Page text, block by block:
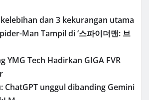
dan 3 kekurangan utama
Man Tampil di ‘스파이더맨: 브
YMG Tech Hadirkan GIGA FVR
ChatGPT unggul dibanding Gemini